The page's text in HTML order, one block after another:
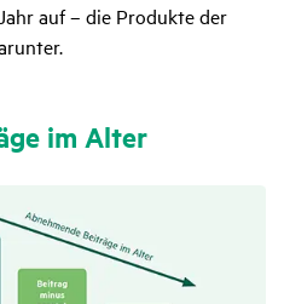
auf – die Produkte der
im Alter